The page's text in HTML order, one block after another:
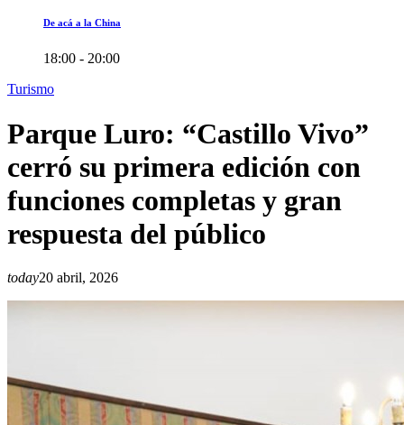
De acá a la China
18:00 - 20:00
Turismo
Parque Luro: “Castillo Vivo”
cerró su primera edición con
funciones completas y gran
respuesta del público
today20 abril, 2026